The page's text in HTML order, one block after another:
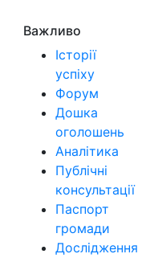
Важливо
Історії
успіху
Форум
Дошка
оголошень
Аналітика
Публічні
консультації
Паспорт
громади
Дослідження